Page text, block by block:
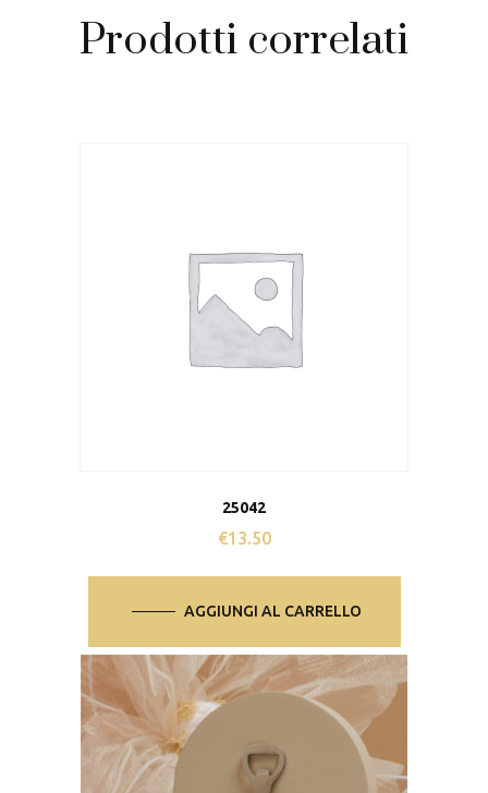
Prodotti correlati
25042
€13.50
AGGIUNGI AL CARRELLO